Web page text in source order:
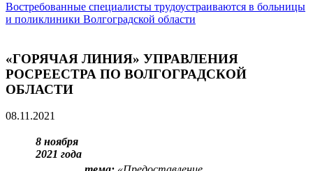
Востребованные специалисты трудоустраиваются в больницы
и поликлиники Волгоградской области
«ГОРЯЧАЯ ЛИНИЯ» УПРАВЛЕНИЯ
РОСРЕЕСТРА ПО ВОЛГОГРАДСКОЙ
ОБЛАСТИ
08.11.2021
8 ноября
2021 года